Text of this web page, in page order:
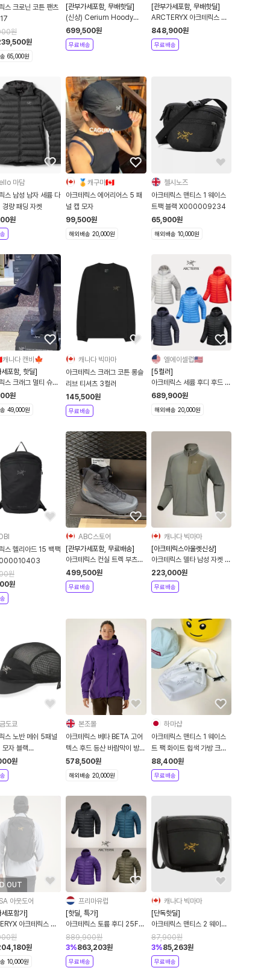
스 크로닌 코튼 팬츠
원
원
65,000원
[관부가세포함, 무배핫딜]
(신상) Cerium Hoody
Men's 아크테릭스 패딩 세륨
경량후디
699,500원
무료배송
[관부가세포함, 무배핫딜]
ARCTERYX 아크테릭스 토
륨 후디 남성 / 남여공용 경량
패딩 자켓 THORIUM
HOODY
848,900원
무료배송
마담
스 남성 남자 세륨 다
운 후디 경량 패딩 자켓
원
🏅캐구마🇨🇦
아크테릭스 에어리어스 5 패
널 캡 모자
99,500원
해외배송 20,000원
첼시노즈
아크테릭스 맨티스 1 웨이스
트팩 블랙 X000009234
65,900원
해외배송 10,000원
나다 캔비🍁
포함, 핫딜]
스 크래그 멀티 슈즈
발 Kragg Multi
원
49,000원
캐나다 빅마마
아크테릭스 크래그 코튼 롱슬
리브 티셔츠 3컬러
145,500원
무료배송
엘에이셀럽🇺🇸
[5컬러]
아크테릭스 세륨 후디 후드 여
성 경량 패딩 자켓 아우터
689,900원
해외배송 20,000원
스 헬리아드 15 백팩
원
원
ABC스토어
[관부가세포함, 무료배송]
아크테릭스 컨실 트렉 부츠
10504
499,500원
무료배송
캐나다 빅마마
[아크테릭스아울렛신상]
아크테릭스 델타 남성 자켓 포
리지 X000009165
223,000원
무료배송
도쿄
스 노반 메쉬 5패널
모자 블랙
021941
원
본조몰
아크테릭스 베타 BETA 고어
텍스 후드 등산 바람막이 방수
자켓 여성 Azalea
578,500원
해외배송 20,000원
하마샵
아크테릭스 맨티스 1 웨이스
트 팩 화이트 힙색 가방 크로
스백
88,400원
무료배송
OUT
아웃도어
포함가]
아크테릭스 맨
백팩 Black
원
원
10,000원
프리마유럽
[핫딜, 특가]
아크테릭스 토륨 후디 25FW
특가 관부가세포함
889,900원
3%863,203원
무료배송
캐나다 빅마마
[단독핫딜]
아크테릭스 맨티스 2 웨이스
트팩 24K 블랙 8973
87,900원
3%85,263원
무료배송